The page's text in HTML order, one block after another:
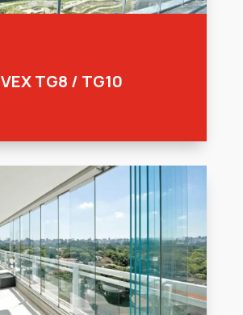
VEX TG8 / TG10